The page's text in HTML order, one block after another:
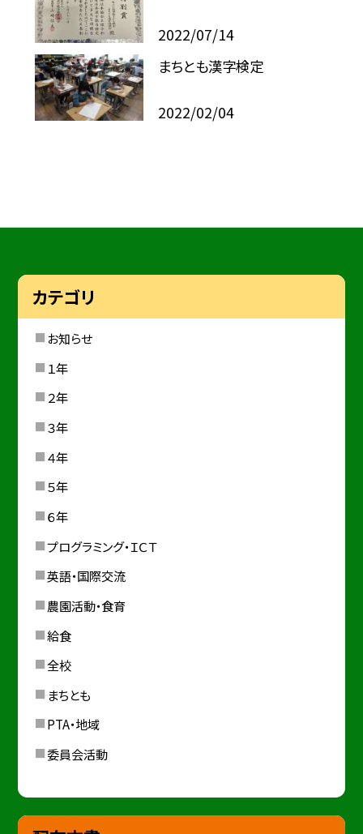
2022/07/14
まちとも漢字検定
2022/02/04
カテゴリ
お知らせ
１年
２年
３年
４年
５年
６年
プログラミング・ＩＣＴ
英語・国際交流
農園活動・食育
給食
全校
まちとも
PTA・地域
委員会活動